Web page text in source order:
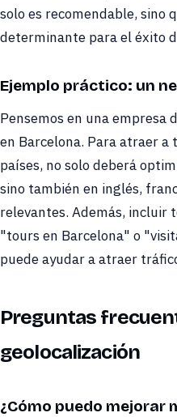
solo es recomendable, sino
determinante para el éxito
Ejemplo práctico: un
Pensemos en una
en Barcelona. Para atraer
países, no solo deberá
sino también en inglés,
relevantes. Además, incluir
"tours en Barcelona" o
puede ayudar a atraer
Preguntas
geolocalización
¿Cómo puedo mejorar